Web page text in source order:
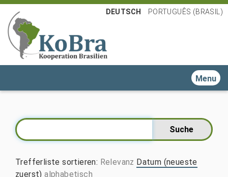
DEUTSCH PORTUGUÊS (BRASIL)
Toggle
Trefferliste sortieren: Relevanz Datum (neueste
zuerst) alphabetisch